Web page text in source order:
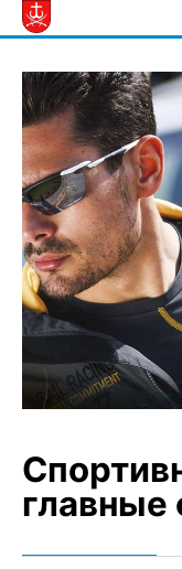
Skip
to
главные